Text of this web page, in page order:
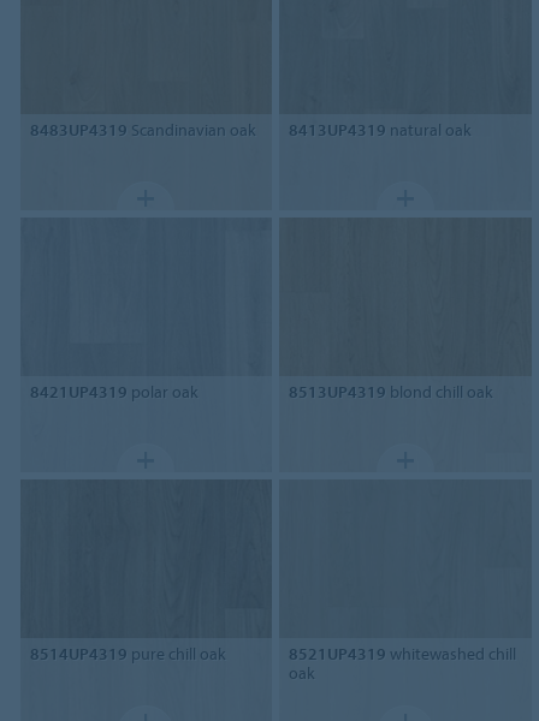
8483UP4319 Scandinavian oak 8413UP4319 natural oak
8421UP4319 polar oak 8513UP4319 blond chill oak
8514UP4319 pure chill oak 8521UP4319 whitewashed chill
oak